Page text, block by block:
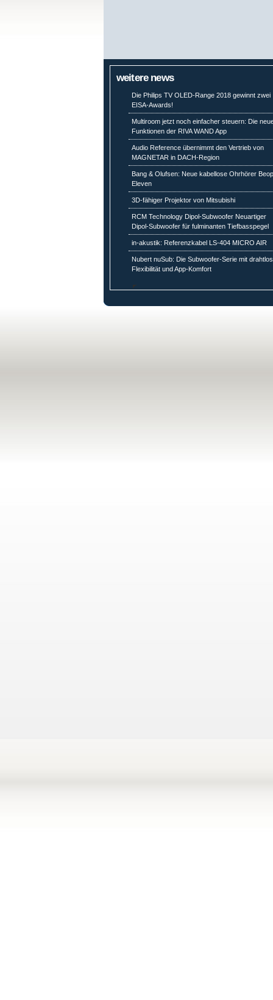
weitere news
Die Philips TV OLED-Range 2018 gewinnt zwei
EISA-Awards!
Multiroom jetzt noch einfacher steuern: Die
Funktionen der RIVA WAND App
Audio Reference übernimmt den Vertrieb von
MAGNETAR in DACH-Region
Bang & Olufsen: Neue kabellose Ohrhörer
Eleven
3D-fähiger Projektor von Mitsubishi
RCM Technology Dipol-Subwoofer Neuartiger
Dipol-Subwoofer für fulminanten Tiefbasspegel
in-akustik: Referenzkabel LS-404 MICRO AIR
Nubert nuSub: Die Subwoofer-Serie mit
Flexibilität und App-Komfort